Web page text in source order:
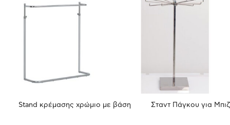
Stand κρέμασης χρώμιο με βάση Σταντ Πάγκου για